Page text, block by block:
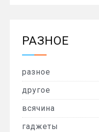
РАЗНОЕ
разное
другое
всячина
гаджеты